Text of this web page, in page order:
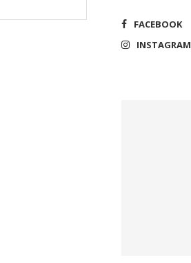
FACEBOOK
INSTAGRAM